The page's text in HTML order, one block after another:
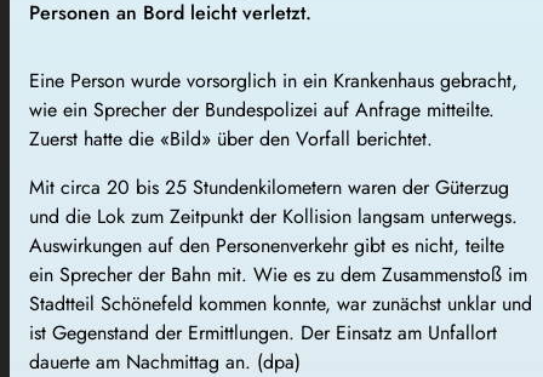
Personen an Bord leicht verletzt.
Eine Person wurde vorsorglich in ein Krankenhaus gebracht,
wie ein Sprecher der Bundespolizei auf Anfrage mitteilte.
Zuerst hatte die «Bild» über den Vorfall berichtet.
Mit circa 20 bis 25 Stundenkilometern waren der Güterzug
und die Lok zum Zeitpunkt der Kollision langsam unterwegs.
Auswirkungen auf den Personenverkehr gibt es nicht, teilte
ein Sprecher der Bahn mit. Wie es zu dem Zusammenstoß im
Stadtteil Schönefeld kommen konnte, war zunächst unklar und
ist Gegenstand der Ermittlungen. Der Einsatz am Unfallort
dauerte am Nachmittag an. (dpa)